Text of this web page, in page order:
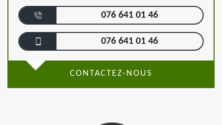
076 641 01 46
076 641 01 46
CONTACTEZ-NOUS